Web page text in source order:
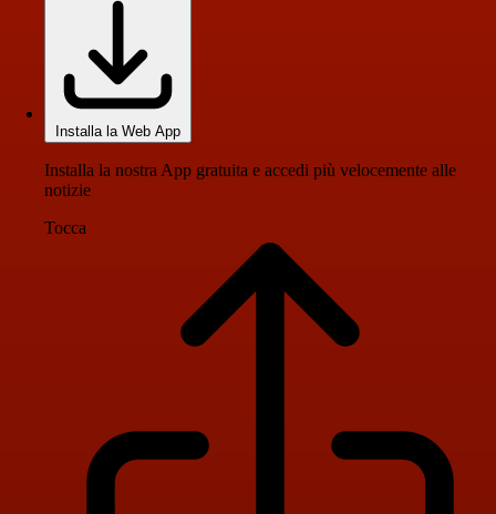
Installa la Web App
Installa la nostra App gratuita e accedi più velocemente alle
notizie
Tocca